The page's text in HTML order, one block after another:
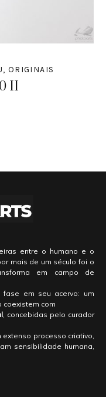
, ORIGINAIS
II
entre o humano e o
mais de um século foi o
em campo de
em seu acervo: um
com
, concebidas pelo curador
processo criativo,
sensibilidade humana,